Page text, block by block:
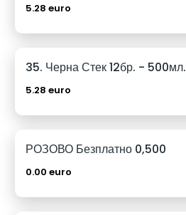
5.28 euro
35. Черна Стек 12бр. - 500мл.
5.28 euro
РОЗОВО Безплатно 0,500
0.00 euro